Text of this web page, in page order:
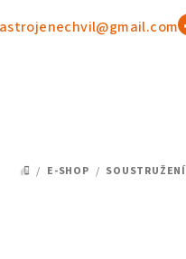
DOMŮ
/ E-SHOP / SOUSTRUŽENÍ